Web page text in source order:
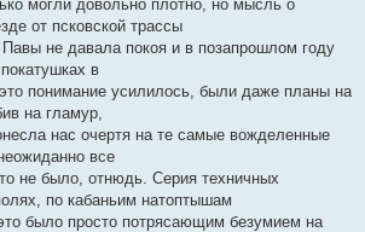
могли довольно плотно, но мысль о
от псковской трассы
не давала покоя и в позапрошлом году
в
понимание усилилось, были даже планы на
на гламур,
нас очертя на те самые вожделенные
все
не было, отнюдь. Серия техничных
по кабаньим натоптышам
было просто потрясающим безумием на